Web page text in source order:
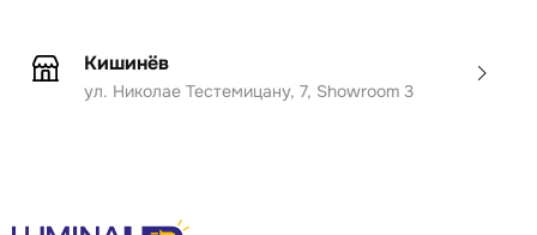
Кишинёв
ул. Николае Тестемицану, 7, Showroom 3